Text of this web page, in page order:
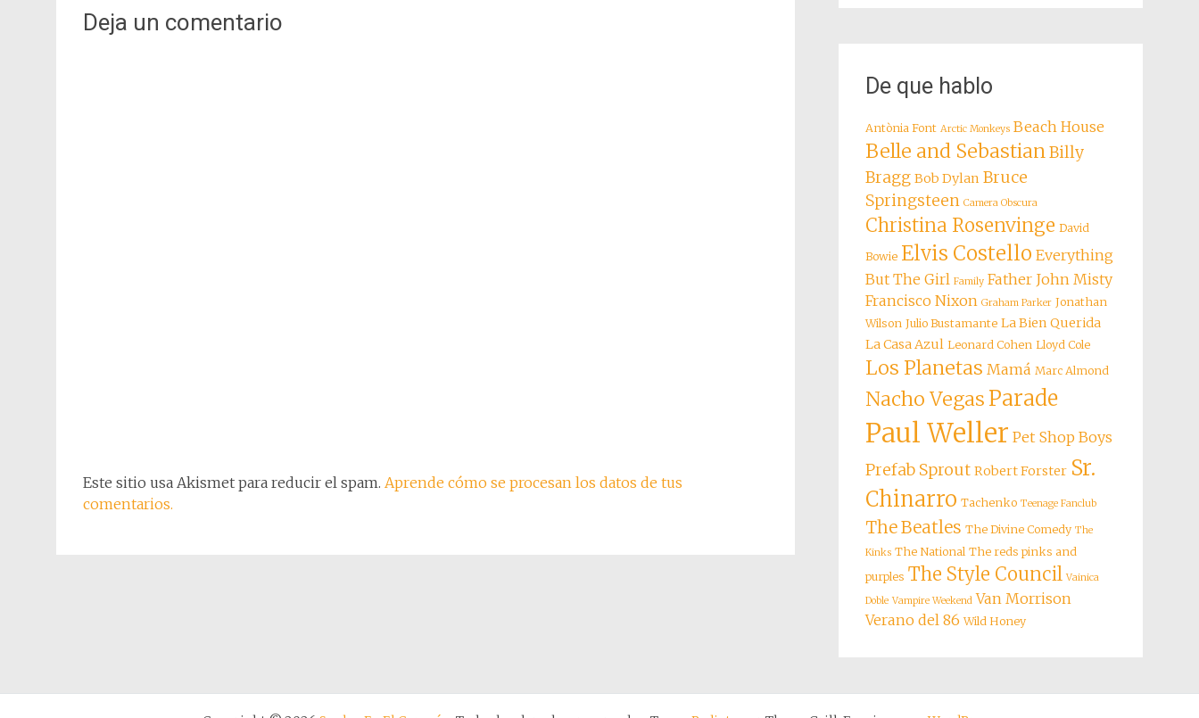
entradas
Deja un comentario
Este sitio usa Akismet para reducir el spam. Aprende cómo se procesan los datos de tus
comentarios.
De que hablo
Antònia Font Arctic Monkeys Beach House
Belle and SebastianBilly
Bragg Bob Dylan Bruce
Springsteen Camera Obscura
Christina Rosenvinge David
Bowie Elvis Costello Everything
But The Girl Family Father John Misty
Francisco Nixon Graham Parker Jonathan
Wilson Julio Bustamante La Bien Querida
La Casa Azul Leonard Cohen Lloyd Cole
Los Planetas Mamá Marc Almond
Nacho Vegas Parade
Paul Weller Pet Shop Boys
Prefab Sprout Robert Forster Sr.
Chinarro Tachenko Teenage Fanclub
The Beatles The Divine Comedy The
Kinks The National The reds pinks and
purples The Style Council Vainica
Doble Vampire Weekend Van Morrison
Verano del 86 Wild Honey